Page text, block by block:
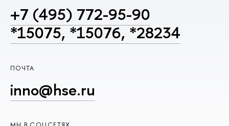
+7 (495) 772-95-90
*15075, *15076, *28234
ПОЧТА
inno@hse.ru